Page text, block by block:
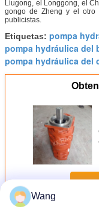
Liugong, el Longgong, el
gongo de Zheng y el otro
publicistas.
Etiquetas: pompa
pompa hydráulica del
pompa hydráulica del
Wang